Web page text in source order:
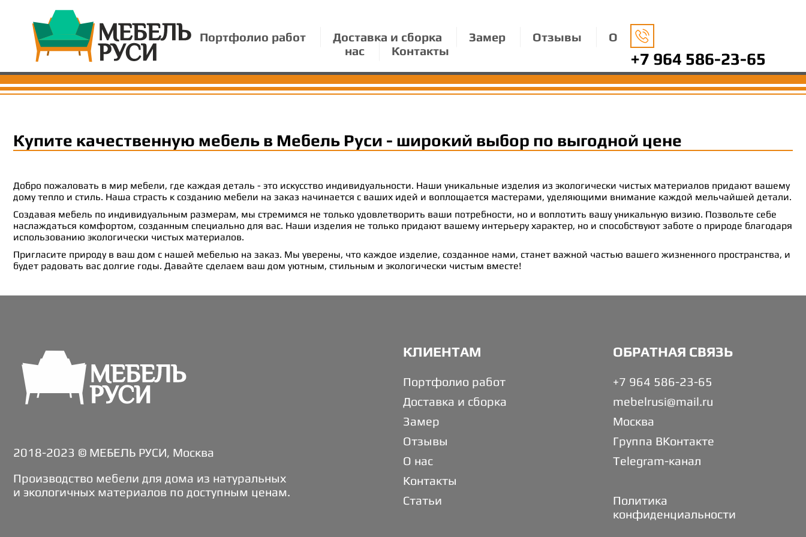
Портфолио работ Доставка и сборка Замер Отзывы
О
нас
Контакты +7 964 586-23-65
Купите качественную мебель в Мебель Руси - широкий выбор по выгодной цене
Добро пожаловать в мир мебели, где каждая деталь - это искусство индивидуальности. Наши уникальные изделия из экологически чистых материалов придают вашему
дому тепло и стиль. Наша страсть к созданию мебели на заказ начинается с ваших идей и воплощается мастерами, уделяющими внимание каждой мельчайшей детали.
Создавая мебель по индивидуальным размерам, мы стремимся не только удовлетворить ваши потребности, но и воплотить вашу уникальную визию. Позвольте себе
наслаждаться комфортом, созданным специально для вас. Наши изделия не только придают вашему интерьеру характер, но и способствуют заботе о природе благодаря
использованию экологически чистых материалов.
Пригласите природу в ваш дом с нашей мебелью на заказ. Мы уверены, что каждое изделие, созданное нами, станет важной частью вашего жизненного пространства, и
будет радовать вас долгие годы. Давайте сделаем ваш дом уютным, стильным и экологически чистым вместе!
2018-2023 © МЕБЕЛЬ РУСИ, Москва
Производство мебели для дома из натуральных
и экологичных материалов по доступным ценам.
КЛИЕНТАМ
Портфолио работ
Доставка и сборка
Замер
Отзывы
О нас
Контакты
Статьи
ОБРАТНАЯ СВЯЗЬ
+7 964 586-23-65
mebelrusi@mail.ru
Москва
Группа ВКонтакте
Telegram-канал
Политика
конфиденциальности